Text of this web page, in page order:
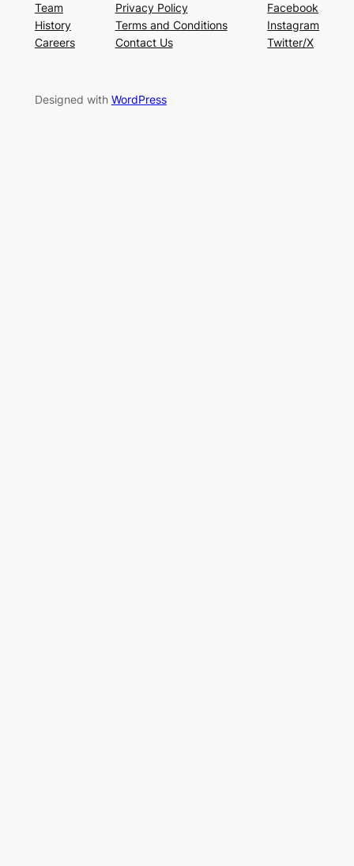
Team
History
Careers
Privacy Policy
Terms and Conditions
Contact Us
Facebook
Instagram
Twitter/X
Designed with WordPress